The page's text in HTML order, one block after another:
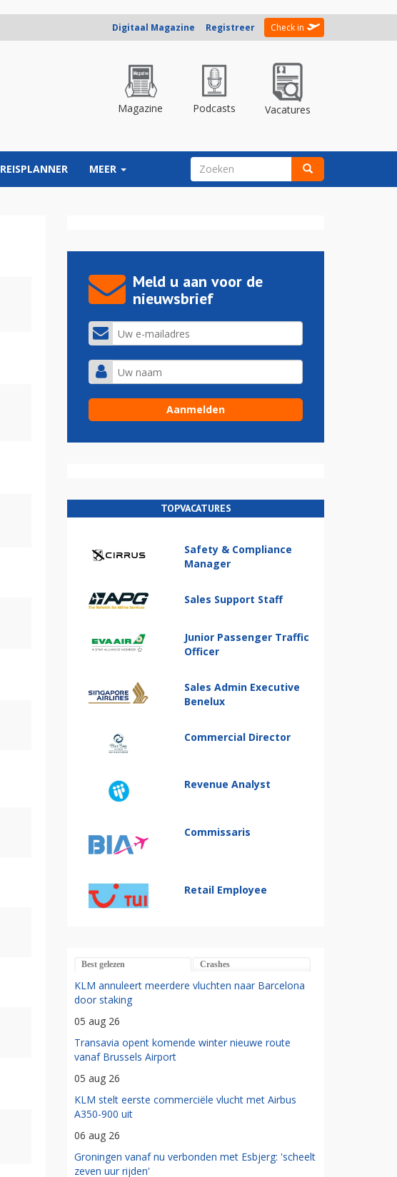
Digitaal Magazine Registreer Check in
Magazine Podcasts Vacatures
REISPLANNER MEER ZOEKVELD
Meld u aan voor de
nieuwsbrief
TOPVACATURES
Safety & Compliance
Manager
Sales Support Staff
Junior Passenger Traffic
Officer
Sales Admin Executive
Benelux
Commercial Director
Revenue Analyst
Commissaris
Retail Employee
Best gelezen Crashes
KLM annuleert meerdere vluchten naar Barcelona
door staking
05 aug 26
Transavia opent komende winter nieuwe route
vanaf Brussels Airport
05 aug 26
KLM stelt eerste commerciële vlucht met Airbus
A350-900 uit
06 aug 26
Groningen vanaf nu verbonden met Esbjerg: 'scheelt
zeven uur rijden'